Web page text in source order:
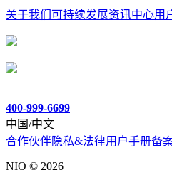
关于我们 可持续发展资讯中心用
400-999-6699
中国/中文
合作伙伴隐私&法律用户手册备
NIO © 2026